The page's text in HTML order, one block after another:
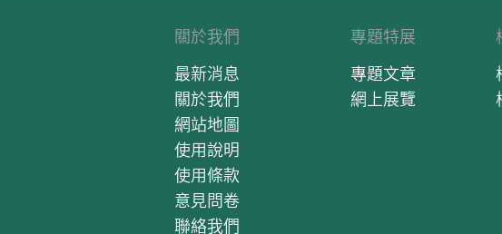
關於我們
最新消息
關於我們
網站地圖
使用說明
使用條款
意見問卷
聯絡我們
專題特展
專題文章
網上展覽